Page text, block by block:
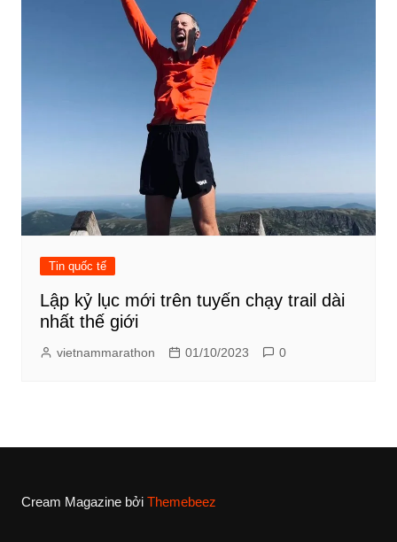
Tin quốc tế
Lập kỷ lục mới trên tuyến chạy trail dài
nhất thế giới
vietnammarathon 01/10/2023 0
Cream Magazine bởi Themebeez